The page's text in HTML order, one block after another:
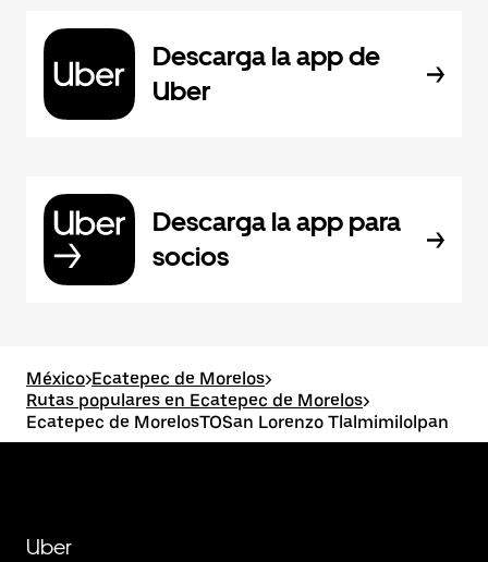
Descarga la app de
Uber
Descarga la app para
socios
México>Ecatepec de Morelos>
Rutas populares en Ecatepec de Morelos>
Ecatepec de MorelosTOSan Lorenzo Tlalmimilolpan
Uber